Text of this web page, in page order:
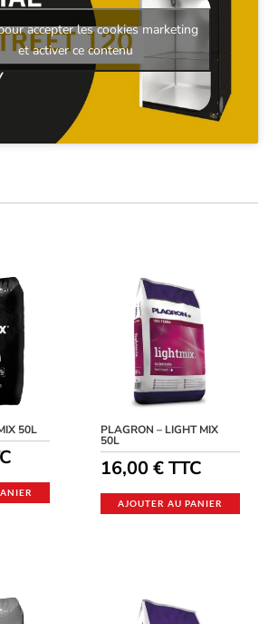
accepter les cookies marketing
et activer ce contenu
50L PLAGRON – LIGHT MIX
50L
16,00€TTC
AJOUTER AU PANIER